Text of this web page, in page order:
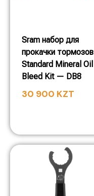
Sram набор для
прокачки тормозов
Standard Mineral Oil
Bleed Kit — DB8
30 900 KZT